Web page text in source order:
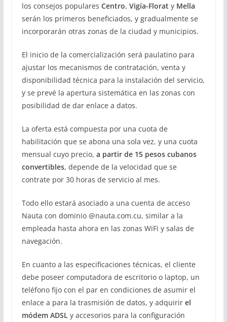
los consejos populares Centro, Vigía-Florat y Mella
serán los primeros beneficiados, y gradualmente se
incorporarán otras zonas de la ciudad y municipios.
El inicio de la comercialización será paulatino para
ajustar los mecanismos de contratación, venta y
disponibilidad técnica para la instalación del servicio,
y se prevé la apertura sistemática en las zonas con
posibilidad de dar enlace a datos.
La oferta está compuesta por una cuota de
habilitación que se abona una sola vez, y una cuota
mensual cuyo precio, a partir de 15 pesos cubanos
convertibles, depende de la velocidad que se
contrate por 30 horas de servicio al mes.
Todo ello estará asociado a una cuenta de acceso
Nauta con dominio @nauta.com.cu, similar a la
empleada hasta ahora en las zonas WiFi y salas de
navegación.
En cuanto a las especificaciones técnicas, el cliente
debe poseer computadora de escritorio o laptop, un
teléfono fijo con el par en condiciones de asumir el
enlace a para la trasmisión de datos, y adquirir el
módem ADSL y accesorios para la configuración